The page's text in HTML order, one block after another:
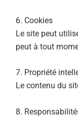
6. Cookies
Le site peut
peut à tout
7. Propriété
Le contenu du
8.